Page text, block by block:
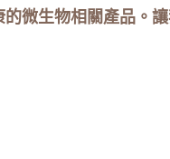
微生物相關產品。